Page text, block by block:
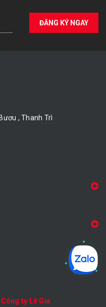
ĐĂNG KÝ NGAY
, Thanh Trì
Công ty Lê Gia